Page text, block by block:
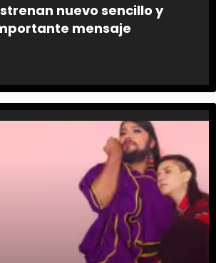
nuevo sencillo y
mensaje